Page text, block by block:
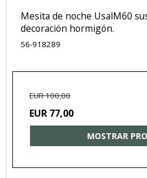
Mesita de noche UsalM60
decoración hormigón.
56-918289
EUR 100,00
EUR 77,00
MOSTRAR